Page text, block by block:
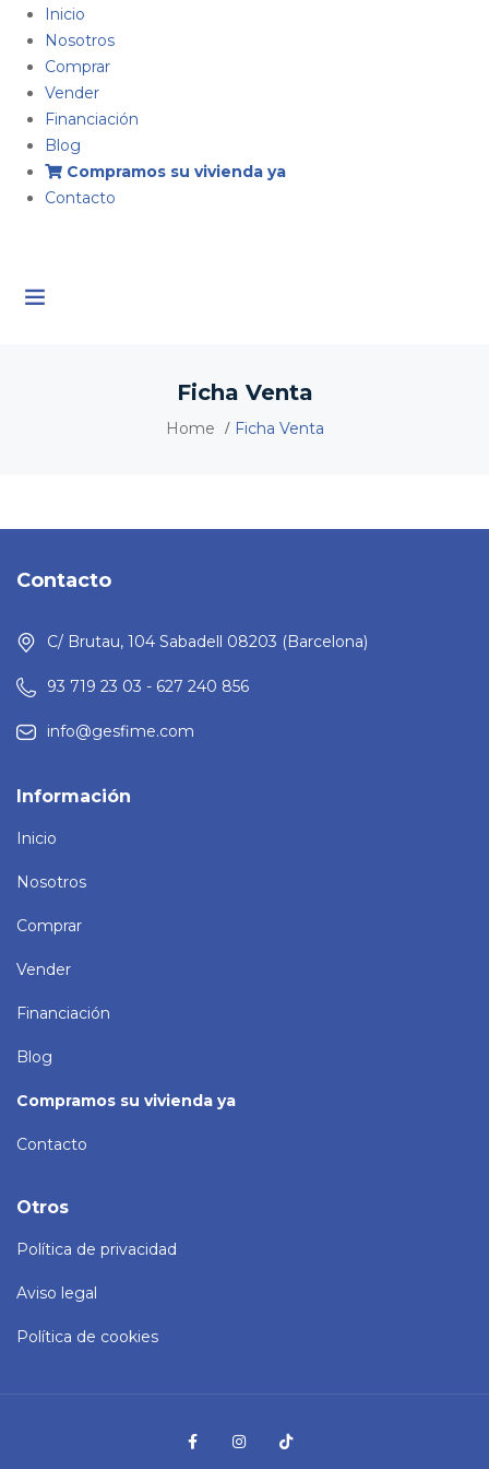
Inicio
Nosotros
Comprar
Vender
Financiación
Blog
Compramos su vivienda ya
Contacto
Ficha Venta
Home Ficha Venta
Contacto
C/ Brutau, 104 Sabadell 08203 (Barcelona)
93 719 23 03 - 627 240 856
info@gesfime.com
Información
Inicio
Nosotros
Comprar
Vender
Financiación
Blog
Compramos su vivienda ya
Contacto
Otros
Política de privacidad
Aviso legal
Política de cookies